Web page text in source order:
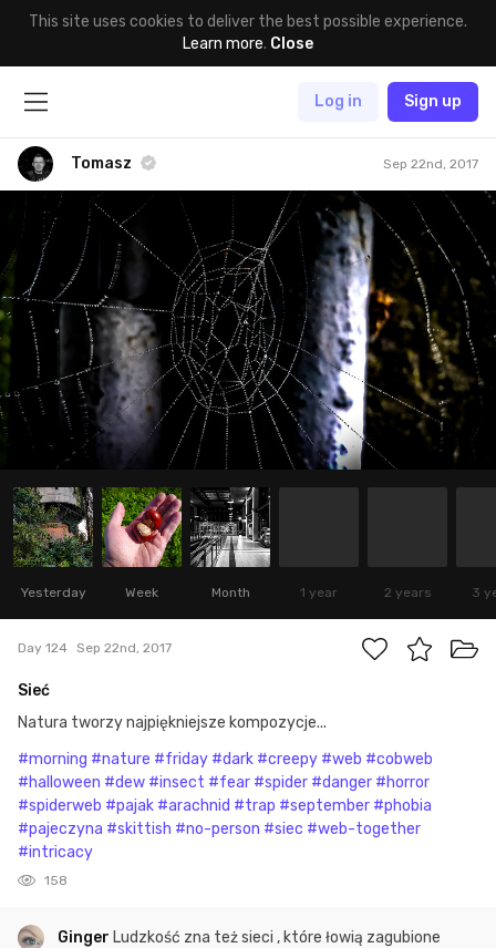
This site uses cookies to deliver the best possible experience.
Learn more. Close
Log in Sign up
Tomasz Sep 22nd, 2017
Yesterday Week Month 1 year 2 years 3
Day 124 Sep 22nd, 2017
Sieć
Natura tworzy najpiękniejsze kompozycje...
#morning #nature #friday #dark #creepy #web #cobweb
#halloween #dew #insect #fear #spider #danger #horror
#spiderweb #pajak #arachnid #trap #september #phobia
#pajeczyna #skittish #no-person #siec #web-together
#intricacy
158
Ginger Ludzkość zna też sieci , które łowią zagubione